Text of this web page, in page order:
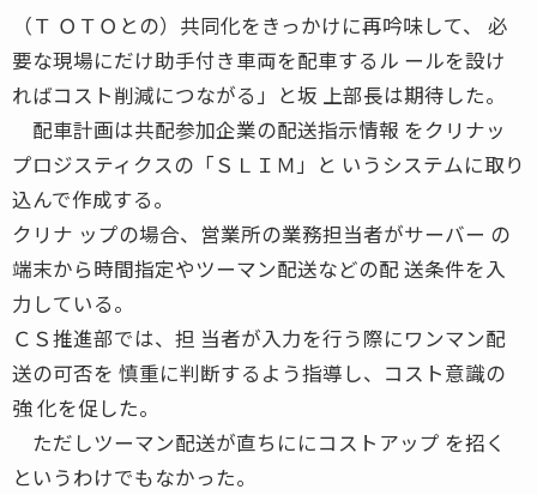
（Ｔ ＯＴＯとの）共同化をきっかけに再吟味して、 必
要な現場にだけ助手付き車両を配車するル ールを設け
ればコスト削減につながる」と坂 上部長は期待した。
配車計画は共配参加企業の配送指示情報 をクリナッ
プロジスティクスの「ＳＬＩＭ」と いうシステムに取り
込んで作成する。
クリナ ップの場合、営業所の業務担当者がサーバー の
端末から時間指定やツーマン配送などの配 送条件を入
力している。
ＣＳ推進部では、担 当者が入力を行う際にワンマン配
送の可否を 慎重に判断するよう指導し、コスト意識の
強 化を促した。
ただしツーマン配送が直ちににコストアップ を招く
というわけでもなかった。